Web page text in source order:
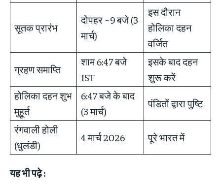
सूतक प्रारंभ
दोपहर ~9 बजे (3
मार्च)
इस दौरान
होलिका दहन
वर्जित
ग्रहण समाप्ति
शाम 6:47 बजे
IST
इसके बाद दहन
शुरू करें
होलिका दहन शुभ
मुहूर्त
6:47 बजे के बाद
(3 मार्च)
पंडितों द्वारा पुष्टि
रंगवाली होली
(धुलंडी)
4 मार्च 2026 पूरे भारत में
यह भी पढ़े :